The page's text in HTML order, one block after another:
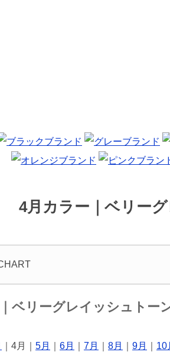
4月カラー｜ベリー
ベリーグレイッシュトー
｜4月｜ 5月 6月 7月 8月 9月 10